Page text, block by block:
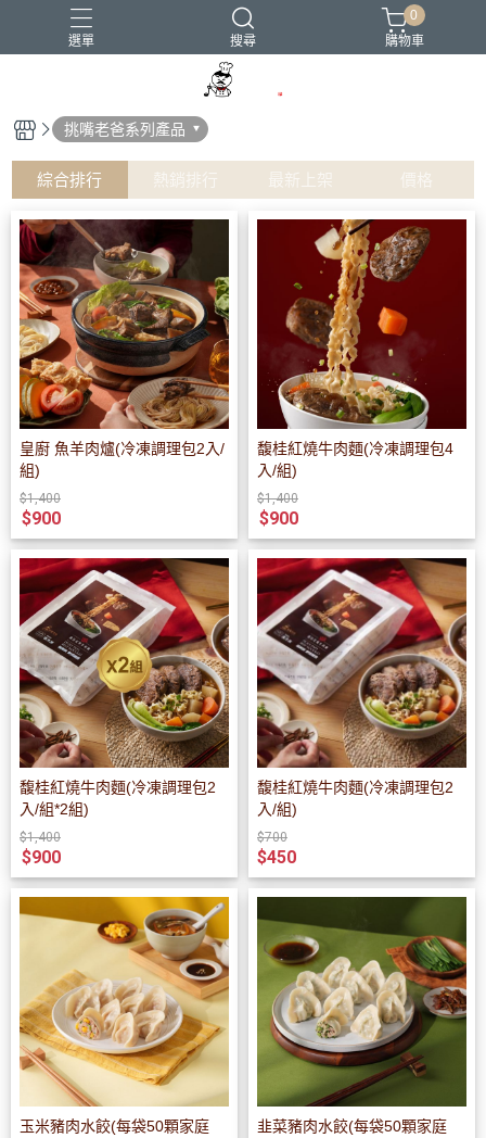
選單 搜尋
0
購物車
挑嘴老爸系列產品
綜合排行 熱銷排行 最新上架 價格
皇廚 魚羊肉爐(冷凍調理包2入/
組)
$1,400
$900
馥桂紅燒牛肉麵(冷凍調理包4
入/組)
$1,400
$900
馥桂紅燒牛肉麵(冷凍調理包2
入/組*2組)
$1,400
$900
馥桂紅燒牛肉麵(冷凍調理包2
入/組)
$700
$450
玉米豬肉水餃(每袋50顆家庭
韭菜豬肉水餃(每袋50顆家庭